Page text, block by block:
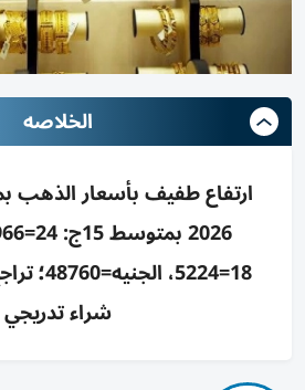
الخلاصه
شراء تدريجي